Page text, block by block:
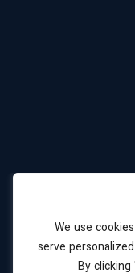
We use
serve
By